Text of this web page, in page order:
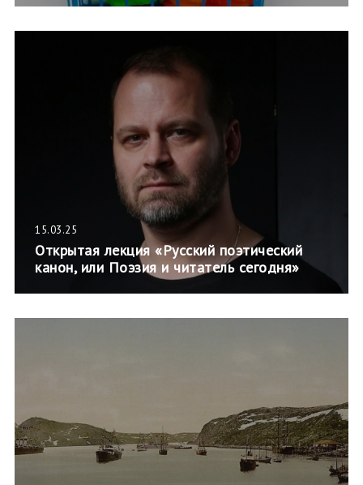
15.03.25
Открытая лекция «Русский поэтический
канон, или Поэзия и читатель сегодня»